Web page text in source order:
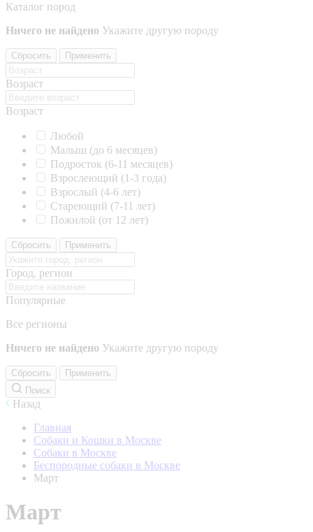
Каталог пород
Ничего не найдено Укажите другую породу
Сбросить Применить
Возраст
Возраст
Любой
Малыш (до 6 месяцев)
Подросток (6-11 месяцев)
Взрослеющий (1-3 года)
Взрослый (4-6 лет)
Стареющий (7-11 лет)
Пожилой (от 12 лет)
Сбросить Применить
Город, регион
Популярные
Все регионы
Ничего не найдено Укажите другую породу
Сбросить
Применить
Поиск
Назад
Главная
Собаки и Кошки в Москве
Собаки в Москве
Беспородные собаки в Москве
Март
Март